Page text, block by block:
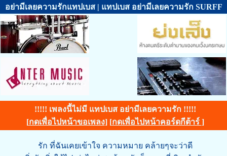
อย่ามีเลยความรักแทปเบส | แทปเบส อย่ามีเลยความรัก SURFF
!!!!! เพลงนี้ไม่มี แทปเบส อย่ามีเลยความรัก !!!!!
[กดเพื่อไปหน้าขอเพลง] [กดเพื่อไปหน้าคอร์ดกีต้าร์ ]
รัก ที่ฉันเคยเข้าใจ ความหมาย คล้ายๆจะว่าดี